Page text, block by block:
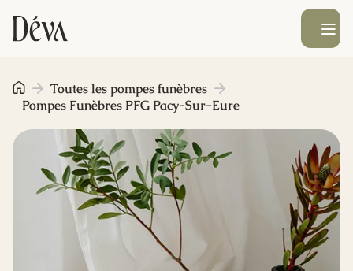
Obsèques
Prévoyance
Monument funéraire
Livraison de fleurs
Ouvrir le
Toutes les pompes funèbres
Pompes Funèbres PFG Pacy-Sur-Eure